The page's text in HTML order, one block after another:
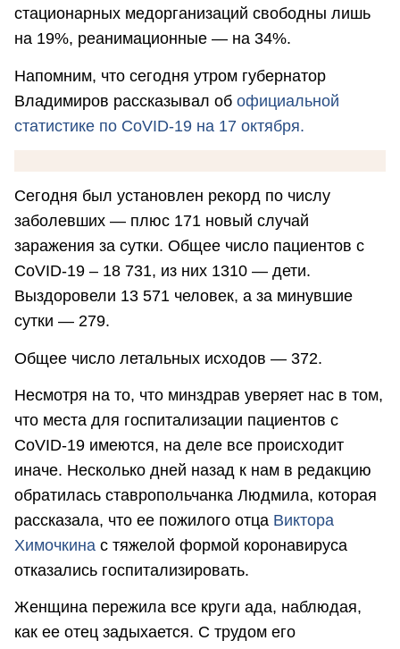
стационарных медорганизаций свободны лишь
на 19%, реанимационные — на 34%.
Напомним, что сегодня утром губернатор
Владимиров рассказывал об официальной
статистике по CoVID-19 на 17 октября.
Сегодня был установлен рекорд по числу
заболевших — плюс 171 новый случай
заражения за сутки. Общее число пациентов с
CoVID-19 – 18 731, из них 1310 — дети.
Выздоровели 13 571 человек, а за минувшие
сутки — 279.
Общее число летальных исходов — 372.
Несмотря на то, что минздрав уверяет нас в том,
что места для госпитализации пациентов с
CoVID-19 имеются, на деле все происходит
иначе. Несколько дней назад к нам в редакцию
обратилась ставропольчанка Людмила, которая
рассказала, что ее пожилого отца Виктора
Химочкина с тяжелой формой коронавируса
отказались госпитализировать.
Женщина пережила все круги ада, наблюдая,
как ее отец задыхается. С трудом его